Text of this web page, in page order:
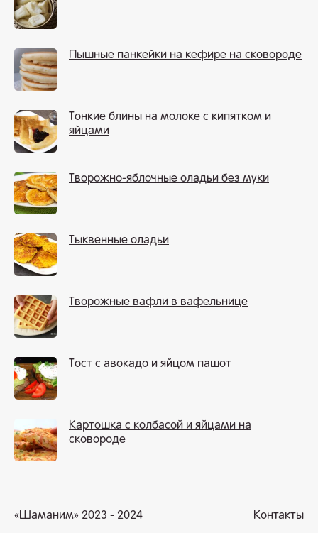
Пышные панкейки на кефире на сковороде
Тонкие блины на молоке с кипятком и
яйцами
Творожно-яблочные оладьи без муки
Тыквенные оладьи
Творожные вафли в вафельнице
Тост с авокадо и яйцом пашот
Картошка с колбасой и яйцами на
сковороде
«Шаманим» 2023 - 2024 Контакты